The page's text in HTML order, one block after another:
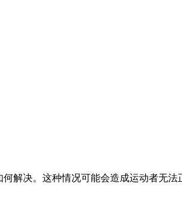
解决。这种情况可能会造成运动者无